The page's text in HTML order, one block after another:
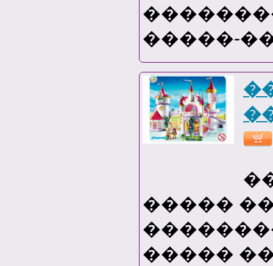
�����-
�����
�����